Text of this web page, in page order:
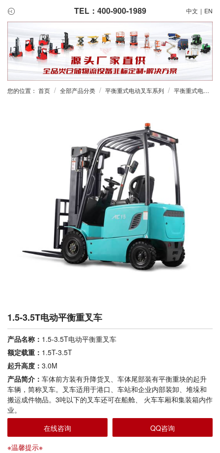
TEL：400-900-1989 中文 | EN
您的位置： 首页 / 全部产品分类 / 平衡重式电动叉车系列 / 平衡重式电动叉车
1.5-3.5T电动平衡重叉车
产品名称： 1.5-3.5T电动平衡重叉车
额定载重： 1.5T-3.5T
起升高度： 3.0M
产品简介： 车体前方装有升降货叉、车体尾部装有平衡重块的起升
车辆，简称叉车。叉车适用于港口、车站和企业内部装卸、堆垛和
搬运成件物品。3吨以下的叉车还可在船舱、 火车车厢和集装箱内作
业。
在线咨询
QQ咨询
※温馨提示※